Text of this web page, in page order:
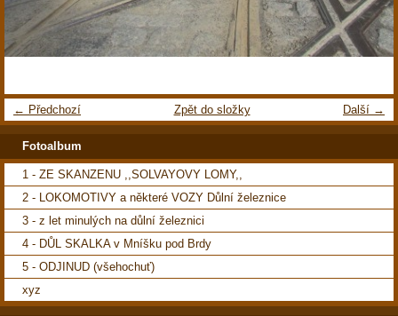
← Předchozí Další →
Zpět do složky
Fotoalbum
1 - ZE SKANZENU ,,SOLVAYOVY LOMY,,
2 - LOKOMOTIVY a některé VOZY Důlní železnice
3 - z let minulých na důlní železnici
4 - DŮL SKALKA v Mníšku pod Brdy
5 - ODJINUD (všehochuť)
xyz